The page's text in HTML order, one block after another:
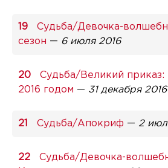
Судьба/Девочка-
сезон — 6 июля 2016
Судьба/Великий
2016 годом — 31 декабря 2016
Судьба/Апокриф — 2
Судьба/Девочка-